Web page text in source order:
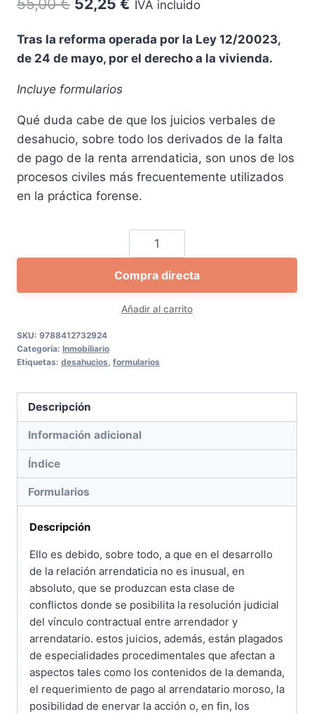
original
55,00 €.
actual
IVA incluido
Tras la reforma operada por la Ley 12/20023,
de 24 de mayo, por el derecho a la vivienda.
Incluye formularios
Qué duda cabe de que los juicios verbales de
desahucio, sobre todo los derivados de la falta
de pago de la renta arrendaticia, son unos de los
procesos civiles más frecuentemente utilizados
en la práctica forense.
Los
procesos
civiles
de
desahucio
Añadir al carrito
Compra directa
SKU: 9788412732924
Categoría: Inmobiliario
Etiquetas: desahucios, formularios
Descripción
Información adicional
Índice
Formularios
Descripción
Ello es debido, sobre todo, a que en el desarrollo
de la relación arrendaticia no es inusual, en
absoluto, que se produzcan esta clase de
conflictos donde se posibilita la resolución judicial
del vínculo contractual entre arrendador y
arrendatario. estos juicios, además, están plagados
de especialidades procedimentales que afectan a
aspectos tales como los contenidos de la demanda,
el requerimiento de pago al arrendatario moroso, la
posibilidad de enervar la acción o, en fin, los